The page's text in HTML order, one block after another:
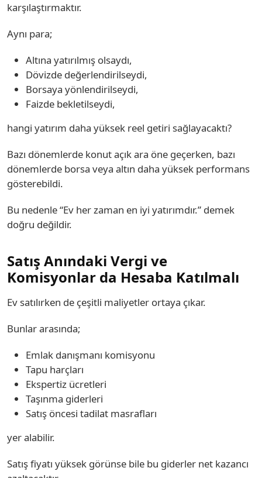
karşılaştırmaktır.
Aynı para;
Altına yatırılmış olsaydı,
Dövizde değerlendirilseydi,
Borsaya yönlendirilseydi,
Faizde bekletilseydi,
hangi yatırım daha yüksek reel getiri sağlayacaktı?
Bazı dönemlerde konut açık ara öne geçerken, bazı
dönemlerde borsa veya altın daha yüksek performans
gösterebildi.
Bu nedenle “Ev her zaman en iyi yatırımdır.” demek
doğru değildir.
Satış Anındaki Vergi ve
Komisyonlar da Hesaba Katılmalı
Ev satılırken de çeşitli maliyetler ortaya çıkar.
Bunlar arasında;
Emlak danışmanı komisyonu
Tapu harçları
Ekspertiz ücretleri
Taşınma giderleri
Satış öncesi tadilat masrafları
yer alabilir.
Satış fiyatı yüksek görünse bile bu giderler net kazancı